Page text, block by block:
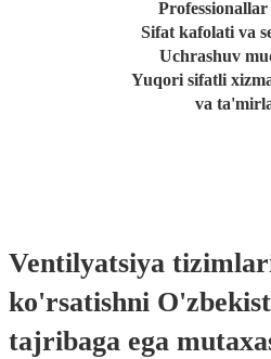
Professionallar
Sifat kafolati va
Uchrashuv
Yuqori sifatli
va
Ventilyatsiya
ko'rsatishni
tajribaga ega